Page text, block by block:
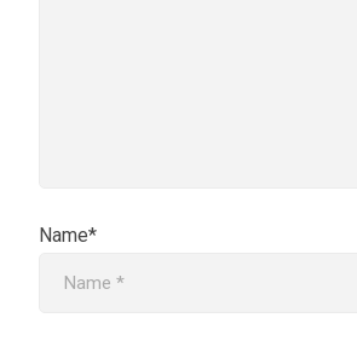
Name*